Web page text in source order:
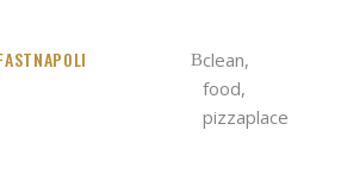
clean,
food,
pizzaplace